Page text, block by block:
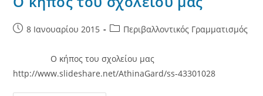
Post8 Ιανουαρίου 2015
PostΠεριβαλλοντικός Γραμματισμός
Ο κήπος του σχολείου μας
http://www.slideshare.net/AthinaGard/ss-43301028